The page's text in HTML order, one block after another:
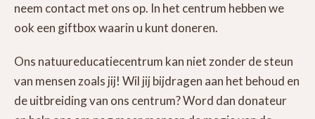
neem contact met ons op. In het centrum hebben we
ook een giftbox waarin u kunt doneren.
Ons natuureducatiecentrum kan niet zonder de steun
van mensen zoals jij! Wil jij bijdragen aan het behoud en
de uitbreiding van ons centrum? Word dan donateur